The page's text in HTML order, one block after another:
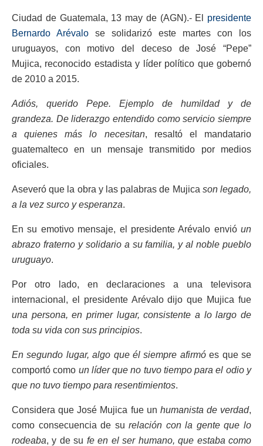
Ciudad de Guatemala, 13 may de (AGN).- El presidente
Bernardo Arévalo se solidarizó este martes con los
uruguayos, con motivo del deceso de José “Pepe”
Mujica, reconocido estadista y líder político que gobernó
de 2010 a 2015.
Adiós, querido Pepe. Ejemplo de humildad y de
grandeza. De liderazgo entendido como servicio siempre
a quienes más lo necesitan, resaltó el mandatario
guatemalteco en un mensaje transmitido por medios
oficiales.
Aseveró que la obra y las palabras de Mujica son legado,
a la vez surco y esperanza.
En su emotivo mensaje, el presidente Arévalo envió un
abrazo fraterno y solidario a su familia, y al noble pueblo
uruguayo.
Por otro lado, en declaraciones a una televisora
internacional, el presidente Arévalo dijo que Mujica fue
una persona, en primer lugar, consistente a lo largo de
toda su vida con sus principios.
En segundo lugar, algo que él siempre afirmóes que se
comportó como un líder que no tuvo tiempo para el odio y
que no tuvo tiempo para resentimientos.
Considera que José Mujica fue un humanista de verdad,
como consecuencia de surelación con la gente que lo
rodeaba, y de su fe en el ser humano, que estaba como